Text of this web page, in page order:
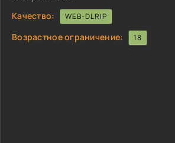
Качество:
WEB-DLRIP
Возрастное ограничение: 18